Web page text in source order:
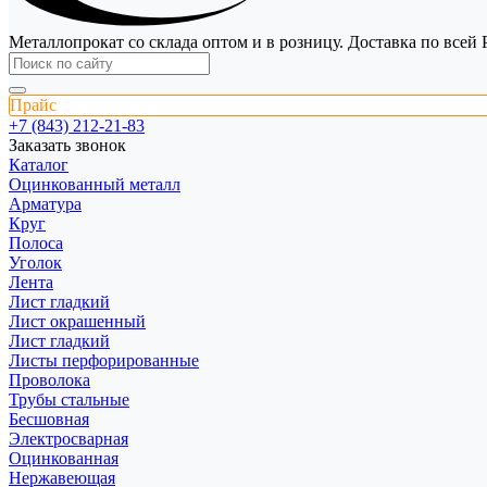
Металлопрокат со склада оптом и в розницу. Доставка по всей
Прайс
+7 (843) 212-21-83
Заказать звонок
Каталог
Оцинкованный металл
Арматура
Круг
Полоса
Уголок
Лента
Лист гладкий
Лист окрашенный
Лист гладкий
Листы перфорированные
Проволока
Трубы стальные
Бесшовная
Электросварная
Оцинкованная
Нержавеющая